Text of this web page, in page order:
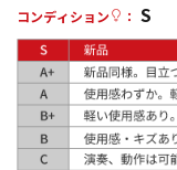
中古
コンディション
： S